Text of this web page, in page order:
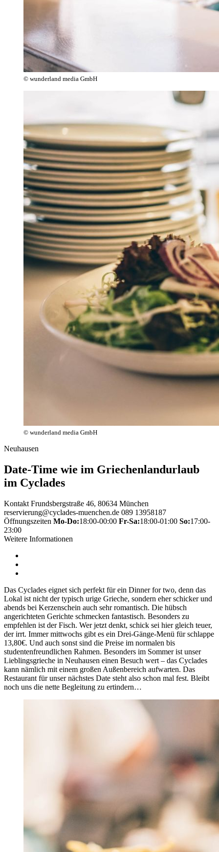
© wunderland media GmbH
© wunderland media GmbH
Neuhausen
Date-Time wie im Griechenlandurlaub
im Cyclades
Kontakt Frundsbergstraße 46, 80634 München
reservierung@cyclades-muenchen.de 089 13958187
Öffnungszeiten Mo-Do:18:00-00:00 Fr-Sa:18:00-01:00 So:17:00-
23:00
Weitere Informationen
Das Cyclades eignet sich perfekt für ein Dinner for two, denn das
Lokal ist nicht der typisch urige Grieche, sondern eher schicker und
abends bei Kerzenschein auch sehr romantisch. Die hübsch
angerichteten Gerichte schmecken fantastisch. Besonders zu
empfehlen ist der Fisch. Wer jetzt denkt, schick sei hier gleich teuer,
der irrt. Immer mittwochs gibt es ein Drei-Gänge-Menü für schlappe
13,80€. Und auch sonst sind die Preise im normalen bis
studentenfreundlichen Rahmen. Besonders im Sommer ist unser
Lieblingsgrieche in Neuhausen einen Besuch wert – das Cyclades
kann nämlich mit einem großen Außenbereich aufwarten. Das
Restaurant für unser nächstes Date steht also schon mal fest. Bleibt
noch uns die nette Begleitung zu ertindern…